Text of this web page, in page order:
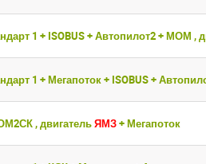
1 + ISOBUS + Автопилот2 + МОМ ,
1 + Мегапоток + ISOBUS +
, двигательЯМЗ+ Мегапоток